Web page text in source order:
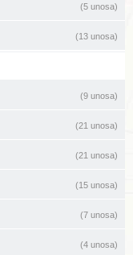
(5 unosa)
(13 unosa)
(9 unosa)
(21 unosa)
(21 unosa)
(15 unosa)
(7 unosa)
(4 unosa)